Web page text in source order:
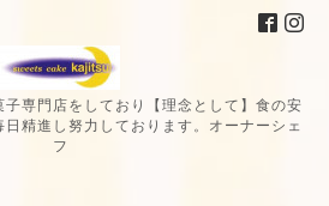
専門店をしており【理念として】食の安
精進し努力しております。オーナーシェ
フ